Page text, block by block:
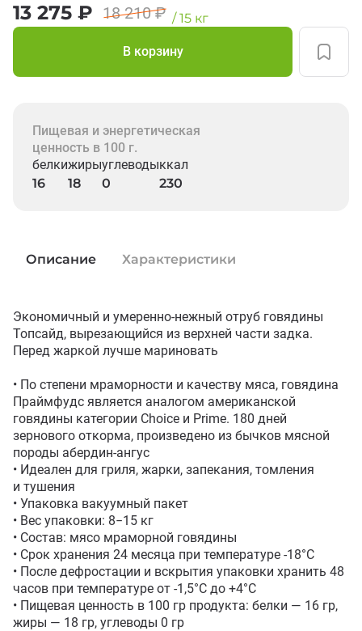
13 275 ₽ 18 210₽ /15 кг
В корзину
Пищевая и энергетическая
ценность в 100 г.
белки
16
жиры
18
углеводы
0
ккал
230
Описание Характеристики
Экономичный и умеренно-нежный отруб говядины
Топсайд, вырезающийся из верхней части задка.
Перед жаркой лучше мариновать
• По степени мраморности и качеству мяса, говядина
Праймфудс является аналогом американской
говядины категории Choice и Prime. 180 дней
зернового откорма, произведено из бычков мясной
породы абердин-ангус
• Идеален для гриля, жарки, запекания, томления
и тушения
• Упаковка вакуумный пакет
• Вес упаковки: 8−15 кг
• Состав: мясо мраморной говядины
• Срок хранения 24 месяца при температуре -18°С
• После дефростации и вскрытия упаковки хранить 48
часов при температуре от -1,5°С до +4°С
• Пищевая ценность в 100 гр продукта: белки — 16 гр,
жиры — 18 гр, углеводы 0 гр